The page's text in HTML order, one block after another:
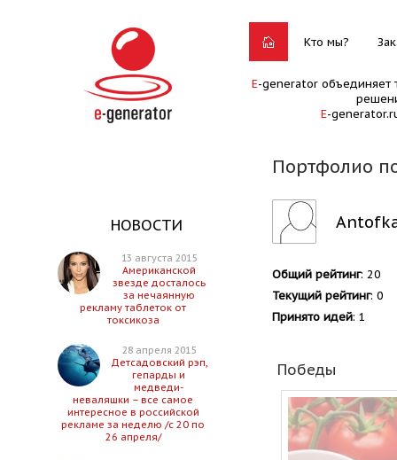
Кто мы?
E-generator объединяет
E-
Портфолио
НОВОСТИ
13 августа 2015
Американской
звезде досталось
за нечаянную
рекламу таблеток от
токсикоза
28 апреля 2015
Детсадовский рэп,
гепарды и
медведи-
неваляшки – все самое
интересное в российской
рекламе за неделю /с 20 по
26 апреля/
Общий рейтинг: 20
Текущий рейтинг: 0
Принято идей: 1
Победы